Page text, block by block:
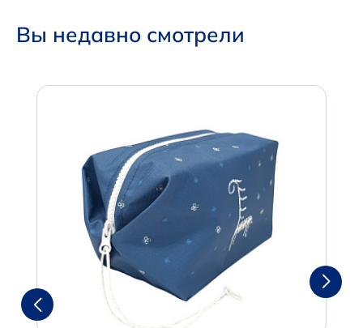
Вы недавно смотрели